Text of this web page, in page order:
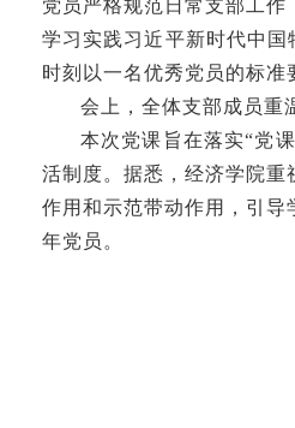
党员严格规范日常支部工
学习实践习近平新时代中国
时刻以一名优秀党员的标
会上，全体支部成员重
本次党课旨在落实“党
活制度。据悉，经济学院
作用和示范带动作用，引
年党员。